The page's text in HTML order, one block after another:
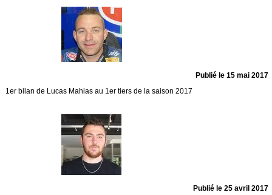
Publié le 15 mai 2017
1er bilan de Lucas Mahias au 1er tiers de la saison 2017
Publié le 25 avril 2017